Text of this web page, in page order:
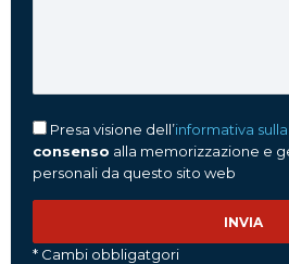
Presa visione dell’informativa
consenso alla memorizzazione e
personali da questo sito web
* Cambi obbligatgori